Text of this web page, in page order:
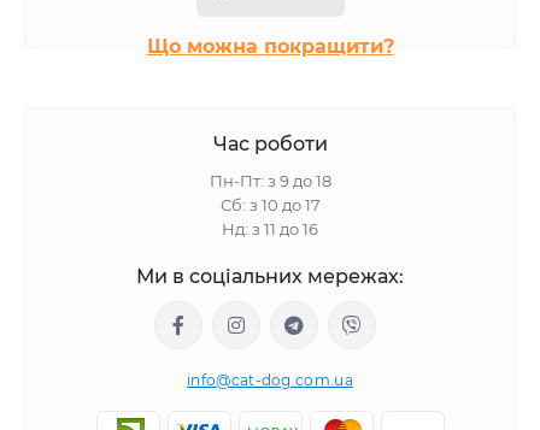
Що можна покращити?
Час роботи
Пн-Пт: з 9 до 18
Сб: з 10 до 17
Нд: з 11 до 16
Ми в соціальних мережах:
info@cat-dog.com.ua